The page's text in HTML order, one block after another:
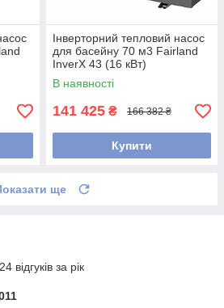
Інверторний тепловий насос
для басейну 70 м3 Fairland
InverX 43 (16 кВт)
В наявності
141 425 ₴ 166 382 ₴
Купити
ще
відгуків за рік